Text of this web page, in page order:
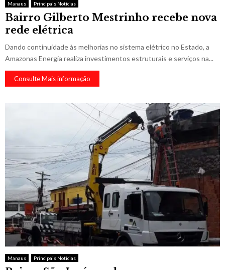
Manaus Principais Notícias
Bairro Gilberto Mestrinho recebe nova
rede elétrica
Dando continuidade às melhorias no sistema elétrico no Estado, a
Amazonas Energia realiza investimentos estruturais e serviços na...
Consulte Mais informação
Manaus Principais Notícias